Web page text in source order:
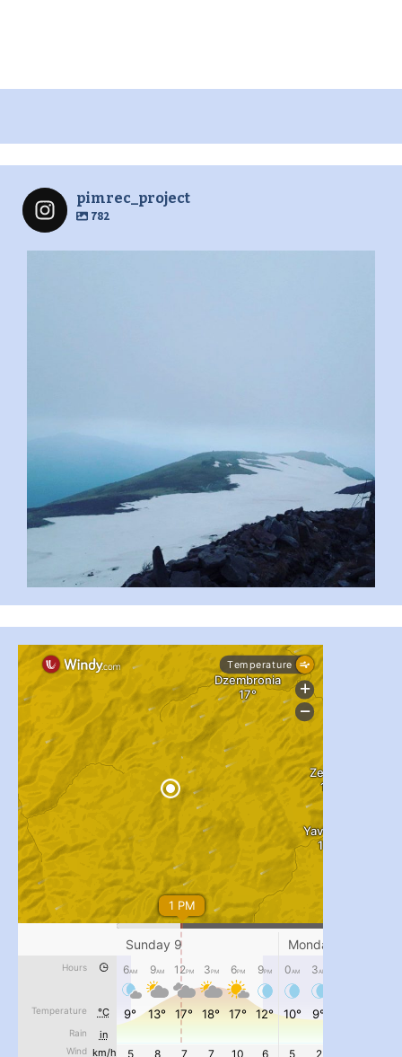
pimrec_project
782
...
pimrec_project
#PipIvanToday...
pimrec_project